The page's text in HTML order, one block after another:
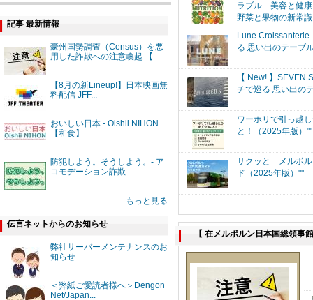
記事 最新情報
豪州国勢調査（Census）を悪
用した詐欺への注意喚起 【...
【8月の新Lineup!】日本映画無
料配信 JFF...
おいしい日本 - Oishii NIHON
【和食】
防犯しよう。そうしよう。- ア
コモデーション詐欺 -
もっと見る
伝言ネットからのお知らせ
弊社サーバーメンテナンスのお
知らせ
＜弊紙ご愛読者様へ＞Dengon
Net/Japan...
ラブル 美容と健康
野菜と果物の新常
Lune Croissanterie
る 思い出のテーブ
【 New! 】SEVEN
チで巡る 思い出の
ワーホリで引っ越
と！（2025年版）""
サクッと メルボル
ド（2025年版）""
【 在メルボルン日本国総領事